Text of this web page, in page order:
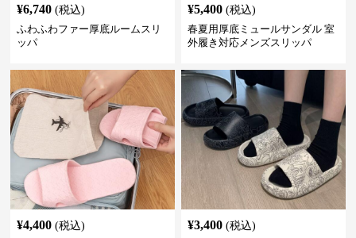
¥6,740 (税込)
ふわふわファー厚底ルームスリ
ッパ
¥5,400 (税込)
春夏用厚底ミュールサンダル 室
外履き対応メンズスリッパ
¥4,400 (税込)
¥3,400 (税込)